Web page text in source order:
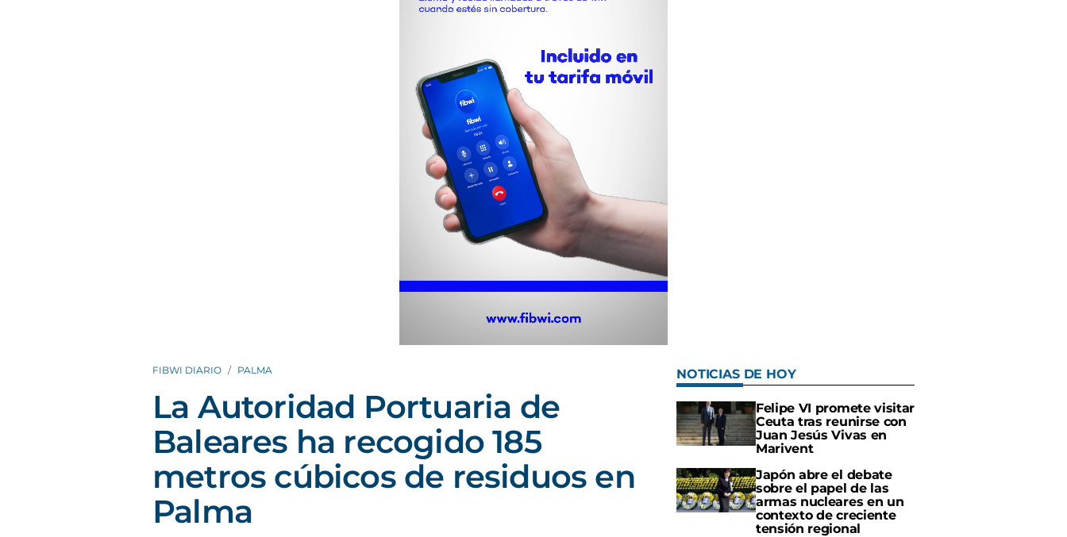
FIBWI DIARIO PALMA
La Autoridad Portuaria de
Baleares ha recogido 185
metros cúbicos de residuos en
Palma
NOTICIAS DE HOY
Felipe VI promete visitar
Ceuta tras reunirse con
Juan Jesús Vivas en
Marivent
Japón abre el debate
sobre el papel de las
armas nucleares en un
contexto de creciente
tensión regional